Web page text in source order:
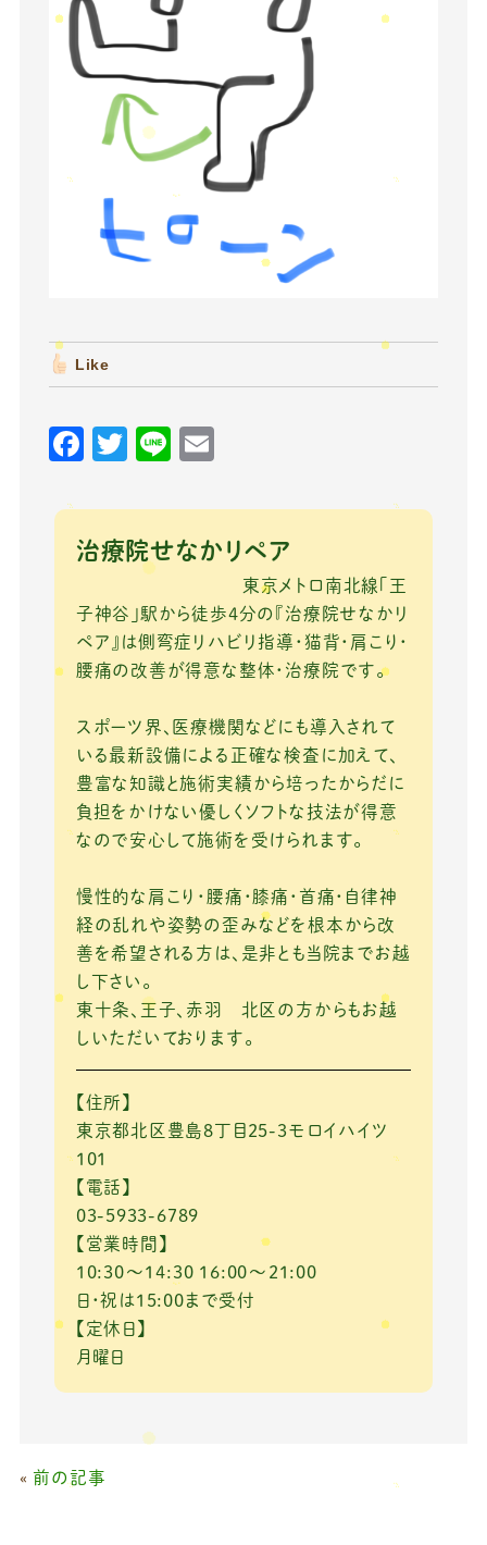
Like
F
c
e
o
o
k
T
it
te
Li
e
ai
l
治療院せなかリペア
東京メトロ南北線「王
子神谷」駅から徒歩4分の『治療院せなかリ
ペア』は側弯症リハビリ指導・猫背・肩こり・
腰痛の改善が得意な整体・治療院です。
スポーツ界、医療機関などにも導入されて
いる最新設備による正確な検査に加えて、
豊富な知識と施術実績から培ったからだに
負担をかけない優しくソフトな技法が得意
なので安心して施術を受けられます。
慢性的な肩こり・腰痛・膝痛・首痛・自律神
経の乱れや姿勢の歪みなどを根本から改
善を希望される方は、是非とも当院までお越
し下さい。
東十条、王子、赤羽 北区の方からもお越
しいただいております。
【住所】
東京都北区豊島8丁目25-3モロイハイツ
101
【電話】
03-5933-6789
【営業時間】
10:30～14:30 16:00～21:00
日・祝は15:00まで受付
【定休日】
月曜日
« 前の記事